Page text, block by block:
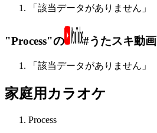
「該当データがありません」
"Process"の #うたスキ動画
「該当データがありません」
家庭用カラオケ
Process